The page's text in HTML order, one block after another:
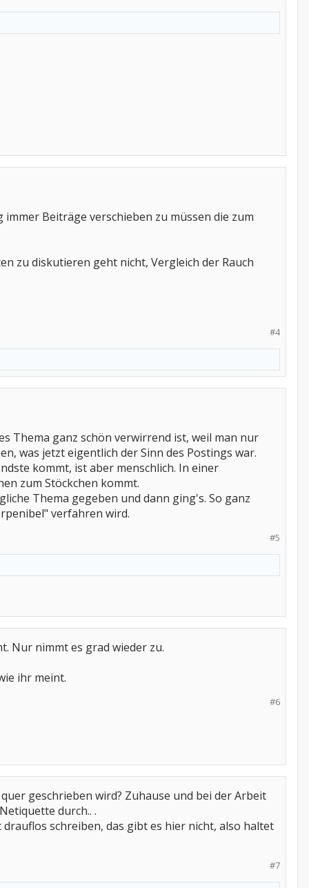
Beiträge verschieben zu müssen die zum
zu diskutieren geht nicht, Vergleich der Rauch
#4
Thema ganz schön verwirrend ist, weil man nur
was jetzt eigentlich der Sinn des Postings war.
kommt, ist aber menschlich. In einer
zum Stöckchen kommt.
Thema gegeben und dann ging's. So ganz
verfahren wird.
#5
Nur nimmt es grad wieder zu.
ihr meint.
#6
geschrieben wird? Zuhause und bei der Arbeit
durch.. .
schreiben, das gibt es hier nicht, also haltet
#7